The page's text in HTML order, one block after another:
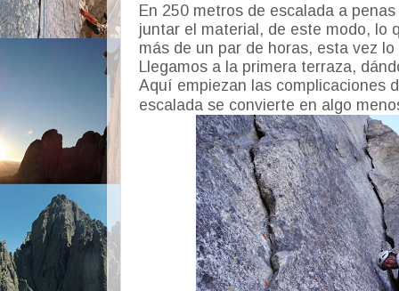
En 250 metros de escalada a
juntar el material, de este modo, lo
más de un par de horas, esta vez
Llegamos a la primera terraza,
Aquí empiezan las complicaciones
escalada se convierte en algo